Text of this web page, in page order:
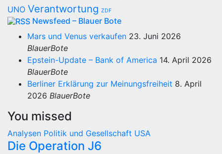
UNO Verantwortung ZDF
Newsfeed – Blauer Bote
Mars und Venus verkaufen 23. Juni 2026
BlauerBote
Epstein-Update – Bank of America 14. April 2026
BlauerBote
Berliner Erklärung zur Meinungsfreiheit 8. April
2026 BlauerBote
You missed
Analysen Politik und Gesellschaft USA
Die Operation J6